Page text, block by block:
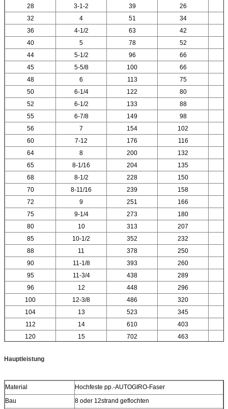
28
3-1-2 39 26
32
4 51 34
36
4-1/2 63 42
40
5 78 52
44
5-1/2 96 66
45
5-5/8 100 66
48
6 113 75
50
6-1/4 122 80
52
6-1/2 133
88
55
6-7/8 149
98
56
7 154
102
60
7-12 176
116
64
8 200
132
65
8-1/16 204
135
68
8-1/2 228
150
70
8-11/16 239 158
72
9 251
166
75
9-1/4 273
180
80
10 313
207
85
10-1/2 352
232
88
11 378
250
90
11-1/8 393
260
95
11-3/4 438
289
96
12 448
296
100
12-3/8 486
320
104
13 523
345
112
14 610
403
120
15 702 463
Hauptleistung
Material
Hochfeste pp.-AUTOGIRO-Faser
Bau
8 oder 12strand geflochten